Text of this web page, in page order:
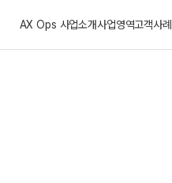
AX Ops 사업소개사업영역고객사례